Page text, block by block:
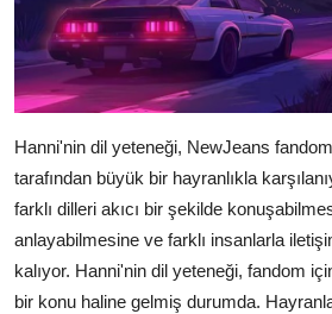
Hanni'nin dil yeteneği, NewJeans
tarafından büyük bir hayranlıkla
farklı dilleri akıcı bir şekilde
anlayabilmesine ve farklı insanlarla
kalıyor. Hanni'nin dil yeteneği, fandom
bir konu haline gelmiş durumda.